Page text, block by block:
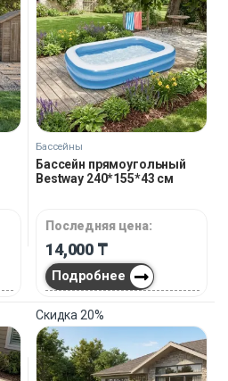
Бассейны
Бассейн прямоугольный
Bestway 240*155*43 см
Последняя цена:
14,000 ₸
Подробнее
Скидка 20%